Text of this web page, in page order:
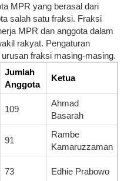
MPR yang berasal dari
salah satu fraksi. Fraksi
MPR dan anggota dalam
rakyat. Pengaturan
fraksi masing-masing.
Jumlah
Anggota
Ketua
109
Ahmad
Basarah
91
Rambe
Kamaruzzaman
73 Edhie Prabowo